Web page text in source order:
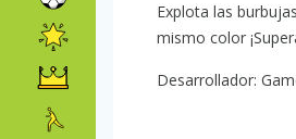
Explota las
mismo color
Desarrollador: